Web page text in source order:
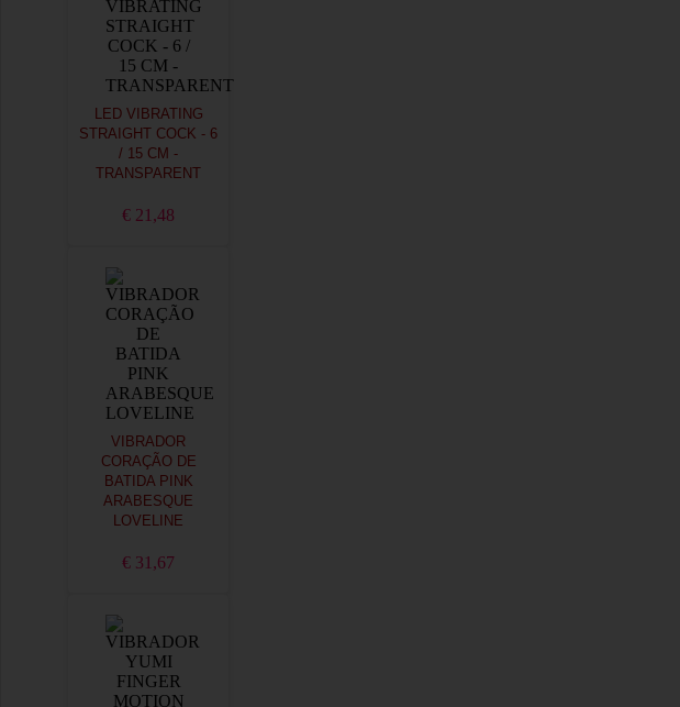
LED VIBRATING
STRAIGHT COCK - 6
/ 15 CM -
TRANSPARENT
€ 21,48
VIBRADOR
CORAÇÃO DE
BATIDA PINK
ARABESQUE
LOVELINE
€ 31,67